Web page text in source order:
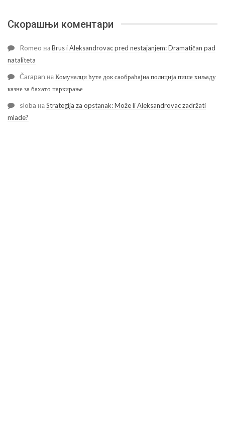
Скорашњи коментари
Romeo наBrus i Aleksandrovac pred nestajanjem: Dramatičan pad
nataliteta
Čarapan наКомуналци ћуте док саобраћајна полиција пише хиљаду
казне за бахато паркирање
sloba наStrategija za opstanak: Može li Aleksandrovac zadržati
mlade?